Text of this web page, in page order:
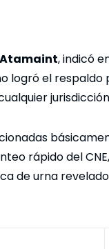
, indicó
logró el
rápido del
de urna